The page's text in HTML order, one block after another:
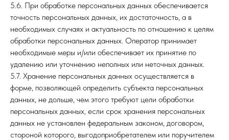
5.6. При обработке персональных данных обеспечивается
точность персональных данных, их достаточность, а в
необходимых случаях и актуальность по отношению к целям
обработки персональных данных. Оператор принимает
необходимые меры и/или обеспечивает их принятие по
удалению или уточнению неполных или неточных данных.
5.7. Хранение персональных данных осуществляется в
форме, позволяющей определить субъекта персональных
данных, не дольше, чем этого требуют цели обработки
персональных данных, если срок хранения персональных
данных не установлен федеральным законом, договором,
стороной которого, выгодоприобретателем или поручителем